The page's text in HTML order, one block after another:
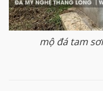
mộ đá tam